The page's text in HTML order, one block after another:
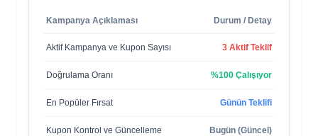
Kampanya Açıklaması Durum / Detay
Aktif Kampanya ve Kupon Sayısı 3 Aktif Teklif
Doğrulama Oranı %100 Çalışıyor
En Popüler Fırsat Günün Teklifi
Kupon Kontrol ve Güncelleme Bugün (Güncel)